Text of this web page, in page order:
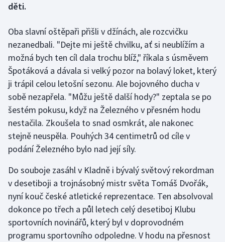
Gymnastika
Házená
Jezdectví
Judo
Krasobruslení
Lyže a snowboard
Moderní pětiboj
Motorsport
děti.
Oba slavní oštěpaři přišli v džínách, ale rozcvičku
nezanedbali. "Dejte mi ještě chvilku, ať si neublížím a
možná bych ten cíl dala trochu blíž," říkala s úsměvem
Špotáková a dávala si velký pozor na bolavý loket, který
ji trápil celou letošní sezonu. Ale bojovného ducha v
sobě nezapřela. "Můžu ještě další hody?" zeptala se po
šestém pokusu, když na Železného v přesném hodu
nestačila. Zkoušela to snad osmkrát, ale nakonec
stejně neuspěla. Pouhých 34 centimetrů od cíle v
podání Železného bylo nad její síly.
Do souboje zasáhl v Kladně i bývalý světový rekordman
v desetiboji a trojnásobný mistr světa Tomáš Dvořák,
nyní kouč české atletické reprezentace. Ten absolvoval
dokonce po třech a půl letech celý desetiboj Klubu
sportovních novinářů, který byl v doprovodném
programu sportovního odpoledne. V hodu na přesnost